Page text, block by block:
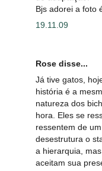
Bjs adorei a foto
19.11.09
Rose disse...
Já tive gatos,
história é a
natureza dos
hora. Eles se
ressentem de
desestrutura o
a hierarquia,
aceitam sua